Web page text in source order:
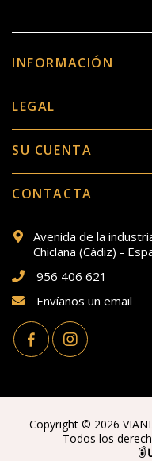
INFORMACIÓN
LEGAL
SU CUENTA
CONTACTA
Avenida de la
Chiclana (Cádiz) -
956 406 621
Envíanos un email
Copyright © 2026
Todos los